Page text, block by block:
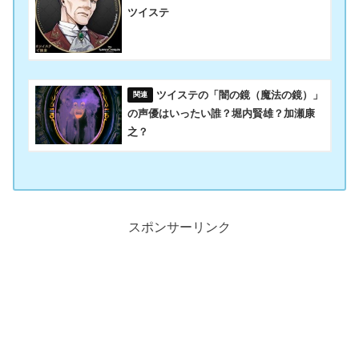
ツイステ
ツイステの「闇の鏡（魔法の鏡）」
の声優はいったい誰？堀内賢雄？加瀬康
之？
スポンサーリンク